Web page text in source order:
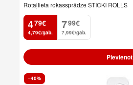
Rotaļlieta rokassprādze STICKI ROLLS
4
. 79€
4,79€/gab.
7
. 99€
7,99€/gab.
Pievienot
–40%